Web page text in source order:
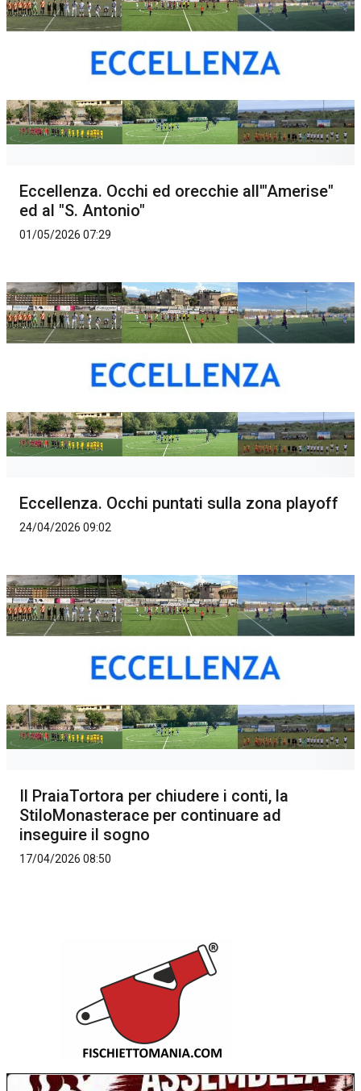
Eccellenza. Occhi ed orecchie all'"Amerise"
ed al "S. Antonio"
01/05/2026 07:29
Eccellenza. Occhi puntati sulla zona playoff
24/04/2026 09:02
Il PraiaTortora per chiudere i conti, la
StiloMonasterace per continuare ad
inseguire il sogno
17/04/2026 08:50